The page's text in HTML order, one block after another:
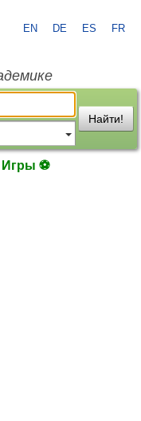
EN DE ES FR
Найти!
Игры ⚽